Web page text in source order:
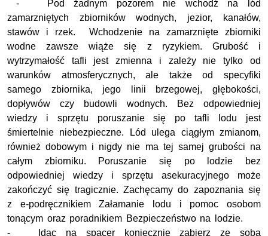
- Pod żadnym pozorem nie wchodź na lód
zamarzniętych zbiorników wodnych, jezior, kanałów,
stawów i rzek. Wchodzenie na zamarznięte zbiorniki
wodne zawsze wiąże się z ryzykiem. Grubość i
wytrzymałość tafli jest zmienna i zależy nie tylko od
warunków atmosferycznych, ale także od specyfiki
samego zbiornika, jego linii brzegowej, głębokości,
dopływów czy budowli wodnych. Bez odpowiedniej
wiedzy i sprzętu poruszanie się po tafli lodu jest
śmiertelnie niebezpieczne. Lód ulega ciągłym zmianom,
również dobowym i nigdy nie ma tej samej grubości na
całym zbiorniku. Poruszanie się po lodzie bez
odpowiedniej wiedzy i sprzętu asekuracyjnego może
zakończyć się tragicznie. Zachęcamy do zapoznania się
z e-podręcznikiem Załamanie lodu i pomoc osobom
tonącym oraz poradnikiem Bezpieczeństwo na lodzie.
- Idąc na spacer koniecznie zabierz ze sobą